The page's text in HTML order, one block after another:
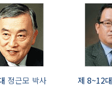
정근모 박사 제 8~12대